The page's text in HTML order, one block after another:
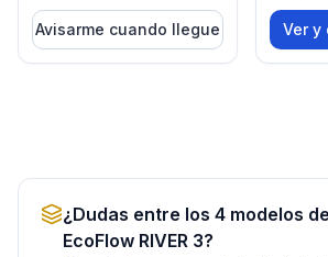
Avisarme cuando llegue Ver y
¿Dudas entre los 4 modelos
EcoFlow RIVER 3?